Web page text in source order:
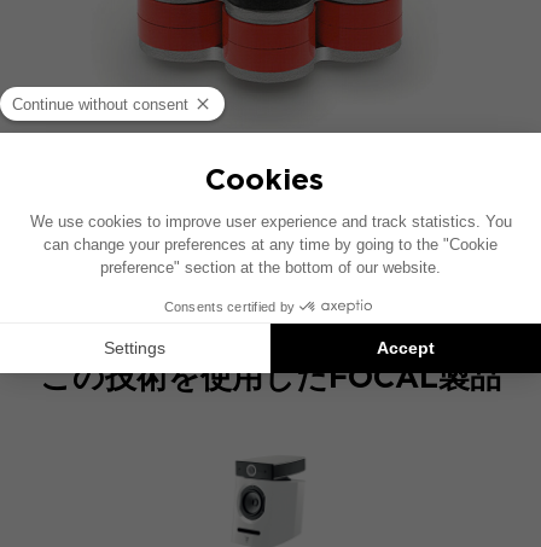
この技術のもう一つの利点は、コイルが完全に外部に
オープンバックしているため、コイルが減圧されるこ
とである。機械的なコンプレッション現象に関連する
歪み（コイルはエアギャップ内の少量の圧縮空気によ
って減速されなくなる）は、高出力または超高出力時
この技術を使用したFOCAL製品